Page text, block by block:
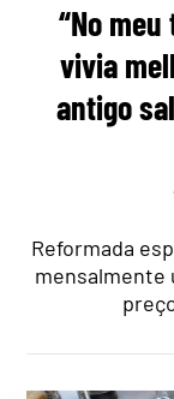
“No
vivia
antigo
Reformada
mensalmente